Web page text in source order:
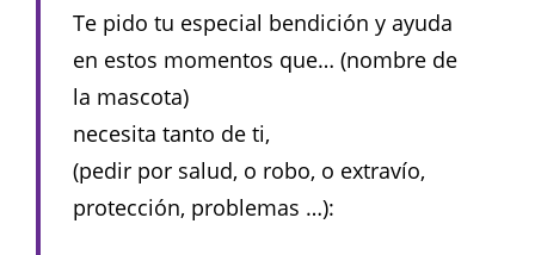
Te pido tu especial bendición y ayuda
en estos momentos que… (nombre de
la mascota)
necesita tanto de ti,
(pedir por salud, o robo, o extravío,
protección, problemas …):